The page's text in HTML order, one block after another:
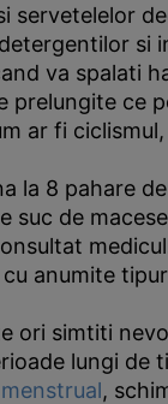
servetelelor
si
va spalati
prelungite ce
ar fi
la 8 pahare de
suc de
anumite
ori simtiti
lungi de
,